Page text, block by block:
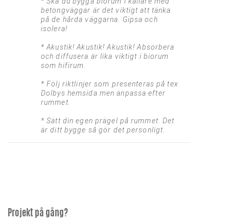
betongväggar är det viktigt att tänka
på de hårda väggarna. Gipsa och
isolera!
* Akustik! Akustik! Akustik! Absorbera
och diffusera är lika viktigt i biorum
som hifirum.
* Följ riktlinjer som presenteras på tex
Dolbys hemsida men anpassa efter
rummet.
* Sätt din egen prägel på rummet. Det
är ditt bygge så gör det personligt.
Projekt på gång?